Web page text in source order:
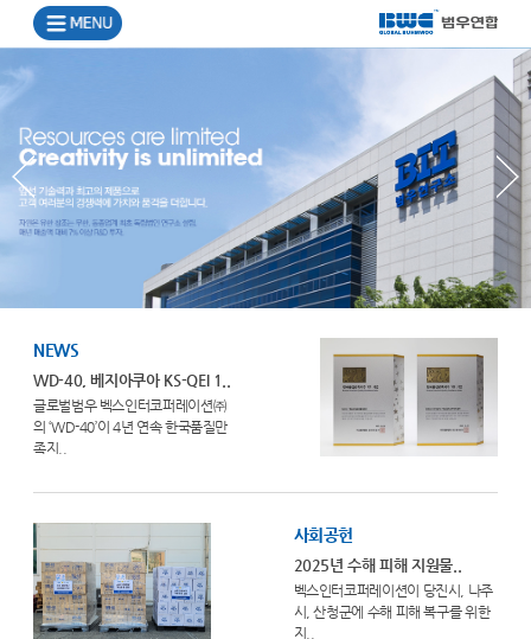
NEWS
WD-40, 베지아쿠아 KS-QEI 1..
글로벌범우 벡스인터코퍼레이션㈜
의 ‘WD-40’이 4년 연속 한국품질만
족지..
사회공헌
2025년 수해 피해 지원물..
벡스인터코퍼레이션이 당진시, 나주
시, 산청군에 수해 피해 복구를 위한
지..